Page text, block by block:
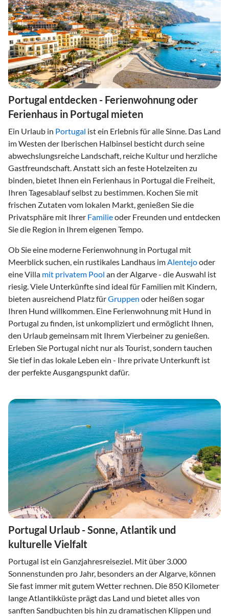
Portugal entdecken - Ferienwohnung oder
Ferienhaus in Portugal mieten
Ein Urlaub in Portugal ist ein Erlebnis für alle Sinne. Das Land
im Westen der Iberischen Halbinsel besticht durch seine
abwechslungsreiche Landschaft, reiche Kultur und herzliche
Gastfreundschaft. Anstatt sich an feste Hotelzeiten zu
binden, bietet Ihnen ein Ferienhaus in Portugal die Freiheit,
Ihren Tagesablauf selbst zu bestimmen. Kochen Sie mit
frischen Zutaten vom lokalen Markt, genießen Sie die
Privatsphäre mit Ihrer Familieoder Freunden und entdecken
Sie die Region in Ihrem eigenen Tempo.
Ob Sie eine moderne Ferienwohnung in Portugal mit
Meerblick suchen, ein rustikales Landhaus imAlentejooder
eine Villa mit privatem Pool an der Algarve - die Auswahl ist
riesig. Viele Unterkünfte sind ideal für Familien mit Kindern,
bieten ausreichend Platz fürGruppen oder heißen sogar
Ihren Hund willkommen. Eine Ferienwohnung mit Hund in
Portugal zu finden, ist unkompliziert und ermöglicht Ihnen,
den Urlaub gemeinsam mit Ihrem Vierbeiner zu genießen.
Erleben Sie Portugal nicht nur als Tourist, sondern tauchen
Sie tief in das lokale Leben ein - Ihre private Unterkunft ist
der perfekte Ausgangspunkt dafür.
Portugal Urlaub - Sonne, Atlantik und
kulturelle Vielfalt
Portugal ist ein Ganzjahresreiseziel. Mit über 3.000
Sonnenstunden pro Jahr, besonders an der Algarve, können
Sie fast immer mit gutem Wetter rechnen. Die 850 Kilometer
lange Atlantikküste prägt das Land und bietet alles von
sanften Sandbuchten bis hin zu dramatischen Klippen und